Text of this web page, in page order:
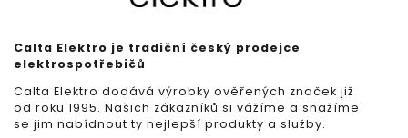
Calta Elektro je tradiční český prodejce
elektrospotřebičů
Calta Elektro dodává výrobky ověřených značek již
od roku 1995. Našich zákazníků si vážíme a snažíme
se jim nabídnout ty nejlepší produkty a služby.